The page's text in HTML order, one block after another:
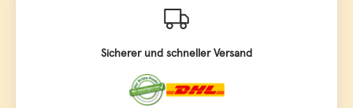
Sicherer und schneller Versand